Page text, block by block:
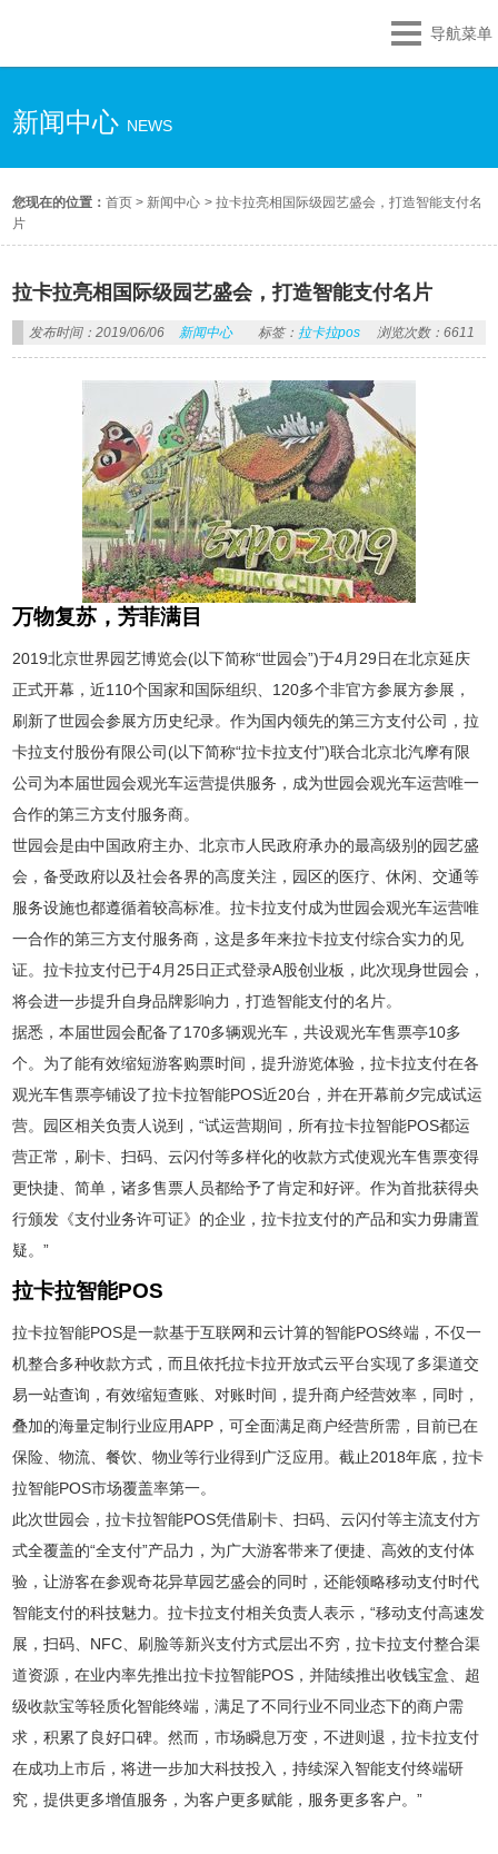
导航菜单
新闻中心 NEWS
您现在的位置：首页 > 新闻中心 >拉卡拉亮相国际级园艺盛会，打造智能支付名
片
拉卡拉亮相国际级园艺盛会，打造智能支付名片
发布时间：2019/06/06 新闻中心 标签： 拉卡拉pos 浏览次数：6611
万物复苏，芳菲满目
2019北京世界园艺博览会(以下简称“世园会”)于4月29日在北京延庆
正式开幕，近110个国家和国际组织、120多个非官方参展方参展，
刷新了世园会参展方历史纪录。作为国内领先的第三方支付公司，拉
卡拉支付股份有限公司(以下简称“拉卡拉支付”)联合北京北汽摩有限
公司为本届世园会观光车运营提供服务，成为世园会观光车运营唯一
合作的第三方支付服务商。
世园会是由中国政府主办、北京市人民政府承办的最高级别的园艺盛
会，备受政府以及社会各界的高度关注，园区的医疗、休闲、交通等
服务设施也都遵循着较高标准。拉卡拉支付成为世园会观光车运营唯
一合作的第三方支付服务商，这是多年来拉卡拉支付综合实力的见
证。拉卡拉支付已于4月25日正式登录A股创业板，此次现身世园会，
将会进一步提升自身品牌影响力，打造智能支付的名片。
据悉，本届世园会配备了170多辆观光车，共设观光车售票亭10多
个。为了能有效缩短游客购票时间，提升游览体验，拉卡拉支付在各
观光车售票亭铺设了拉卡拉智能POS近20台，并在开幕前夕完成试运
营。园区相关负责人说到，“试运营期间，所有拉卡拉智能POS都运
营正常，刷卡、扫码、云闪付等多样化的收款方式使观光车售票变得
更快捷、简单，诸多售票人员都给予了肯定和好评。作为首批获得央
行颁发《支付业务许可证》的企业，拉卡拉支付的产品和实力毋庸置
疑。”
拉卡拉智能POS
拉卡拉智能POS是一款基于互联网和云计算的智能POS终端，不仅一
机整合多种收款方式，而且依托拉卡拉开放式云平台实现了多渠道交
易一站查询，有效缩短查账、对账时间，提升商户经营效率，同时，
叠加的海量定制行业应用APP，可全面满足商户经营所需，目前已在
保险、物流、餐饮、物业等行业得到广泛应用。截止2018年底，拉卡
拉智能POS市场覆盖率第一。
此次世园会，拉卡拉智能POS凭借刷卡、扫码、云闪付等主流支付方
式全覆盖的“全支付”产品力，为广大游客带来了便捷、高效的支付体
验，让游客在参观奇花异草园艺盛会的同时，还能领略移动支付时代
智能支付的科技魅力。拉卡拉支付相关负责人表示，“移动支付高速发
展，扫码、NFC、刷脸等新兴支付方式层出不穷，拉卡拉支付整合渠
道资源，在业内率先推出拉卡拉智能POS，并陆续推出收钱宝盒、超
级收款宝等轻质化智能终端，满足了不同行业不同业态下的商户需
求，积累了良好口碑。然而，市场瞬息万变，不进则退，拉卡拉支付
在成功上市后，将进一步加大科技投入，持续深入智能支付终端研
究，提供更多增值服务，为客户更多赋能，服务更多客户。”